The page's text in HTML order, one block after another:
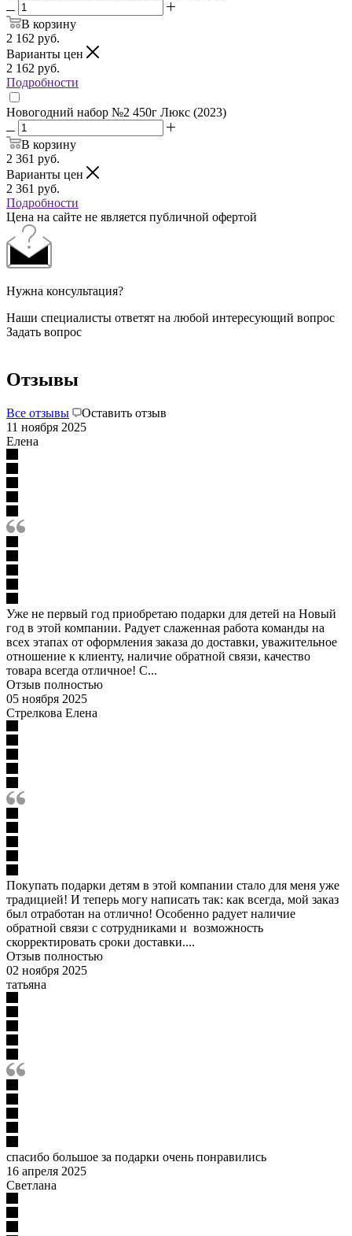
В корзину
2 162 руб.
Варианты цен
2 162 руб.
Подробности
Новогодний набор №2 450г Люкс (2023)
В корзину
2 361 руб.
Варианты цен
2 361 руб.
Подробности
Цена на сайте не является публичной офертой
Нужна консультация?
Наши специалисты ответят на любой интересующий вопрос
Задать вопрос
Отзывы
Все отзывы
Оставить отзыв
11 ноября 2025
Елена
Уже не первый год приобретаю подарки для детей на Новый
год в этой компании. Радует слаженная работа команды на
всех этапах от оформления заказа до доставки, уважительное
отношение к клиенту, наличие обратной связи, качество
товара всегда отличное! С...
Отзыв полностью
05 ноября 2025
Стрелкова Елена
Покупать подарки детям в этой компании стало для меня уже
традицией! И теперь могу написать так: как всегда, мой заказ
был отработан на отлично! Особенно радует наличие
обратной связи с сотрудниками и возможность
скорректировать сроки доставки....
Отзыв полностью
02 ноября 2025
татьяна
спасибо большое за подарки очень понравились
16 апреля 2025
Светлана